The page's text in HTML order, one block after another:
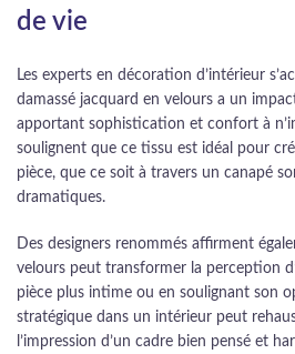
de vie
Les experts en décoration d’intérieur
damassé jacquard en velours a un
apportant sophistication et confort à
soulignent que ce tissu est idéal pour
pièce, que ce soit à travers un canapé
dramatiques.
Des designers renommés affirment
velours peut transformer la perception
pièce plus intime ou en soulignant son
stratégique dans un intérieur peut
l’impression d’un cadre bien pensé et